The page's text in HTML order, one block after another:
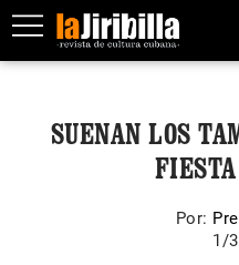
SUENAN LOS
Por:
1/